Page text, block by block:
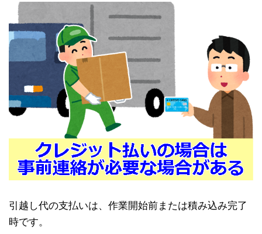
引越し代の支払いは、作業開始前または積み込み完了
時です。